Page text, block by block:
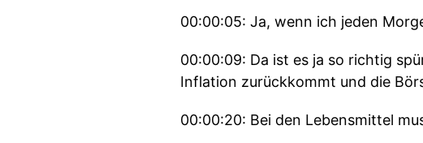
00:00:05: Ja, wenn ich jeden
00:00:09: Da ist es ja so richtig
Inflation zurückkommt und die
00:00:20: Bei den Lebensmittel